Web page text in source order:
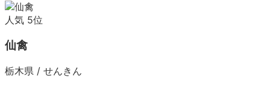
人気 5位
仙禽
栃木県 / せんきん